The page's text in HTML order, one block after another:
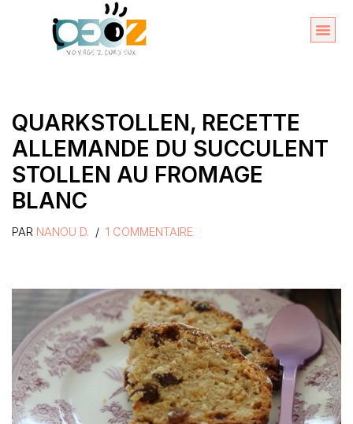
QUARKSTOLLEN, RECETTE
ALLEMANDE DU SUCCULENT
STOLLEN AU FROMAGE
BLANC
PAR NANOU D. 1 COMMENTAIRE